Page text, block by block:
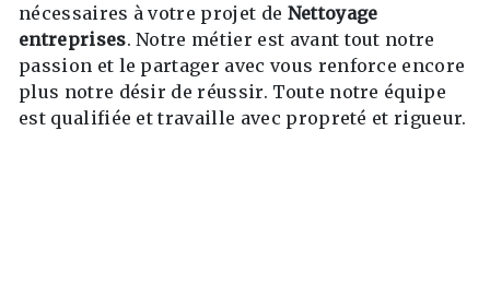
nécessaires à votre projet de Nettoyage
entreprises. Notre métier est avant tout notre
passion et le partager avec vous renforce encore
plus notre désir de réussir. Toute notre équipe
est qualifiée et travaille avec propreté et rigueur.